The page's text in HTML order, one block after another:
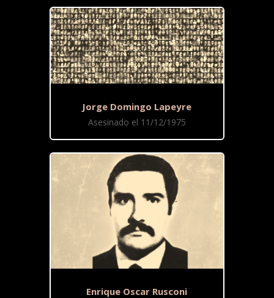
Jorge Domingo Lapeyre
Asesinado el 11/12/1975
Enrique Oscar Rusconi